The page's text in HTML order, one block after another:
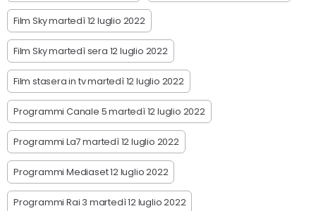
Film Sky martedì 12 luglio 2022
Film Sky martedì sera 12 luglio 2022
Film stasera in tv martedì 12 luglio 2022
Programmi Canale 5 martedì 12 luglio 2022
Programmi La7 martedì 12 luglio 2022
Programmi Mediaset 12 luglio 2022
Programmi Rai 3 martedì 12 luglio 2022